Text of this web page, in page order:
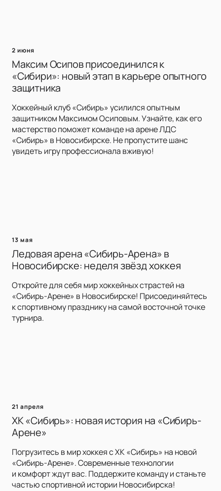
2 июня
Максим Осипов присоединился к
«Сибири»: новый этап в карьере опытного
защитника
Хоккейный клуб «Сибирь» усилился опытным
защитником Максимом Осиповым. Узнайте, как его
мастерство поможет команде на арене ЛДС
«Сибирь» в Новосибирске. Не пропустите шанс
увидеть игру профессионала вживую!
13 мая
Ледовая арена «Сибирь-Арена» в
Новосибирске: неделя звёзд хоккея
Откройте для себя мир хоккейных страстей на
«Сибирь-Арене» в Новосибирске! Присоединяйтесь
к спортивному празднику на самой восточной точке
турнира.
21 апреля
ХК «Сибирь»: новая история на «Сибирь-
Арене»
Погрузитесь в мир хоккея с ХК «Сибирь» на новой
«Сибирь-Арене». Современные технологии
и комфорт ждут вас. Поддержите команду и станьте
частью спортивной истории Новосибирска!